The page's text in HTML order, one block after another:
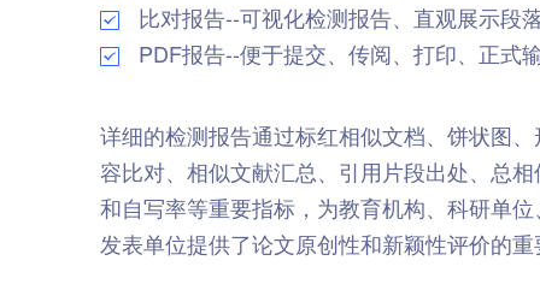
比对报告--可视化检测报告、直观展示段
PDF报告--便于提交、传阅、打印、正式
详细的检测报告通过标红相似文档、饼状图
容比对、相似文献汇总、引用片段出处、总
和自写率等重要指标，为教育机构、科研单
发表单位提供了论文原创性和新颖性评价的